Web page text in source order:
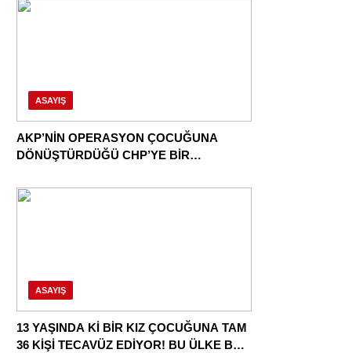
ASAYIŞ
AKP’NİN OPERASYON ÇOCUĞUNA
DÖNÜŞTÜRDÜĞÜ CHP’YE BİR
ASAYIŞ
13 YAŞINDA Kİ BİR KIZ ÇOCUĞUNA TAM
36 KİŞİ TECAVÜZ EDİYOR! BU ÜLKE BU